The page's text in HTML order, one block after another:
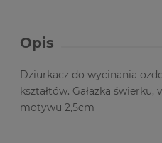
Opis
Dziurkacz do wycinania
kształtów. Gałazka
motywu 2,5cm